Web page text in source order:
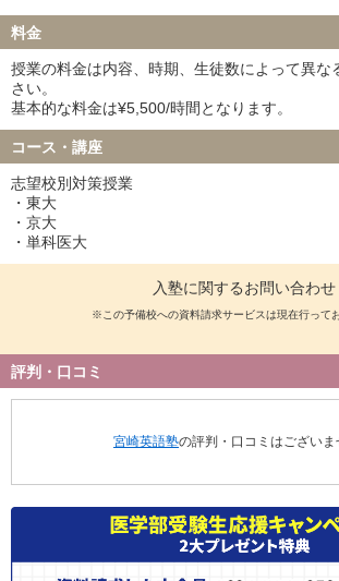
料金
授業の料金は内容、時期、生徒数によって異な
さい。
基本的な料金は¥5,500/時間となります。
コース・講座
志望校別対策授業
・東大
・京大
・単科医大
入塾に関するお問い合わせ
※この予備校への資料請求サービスは現在行って
評判・口コミ
宮崎英語塾の評判・口コミはございま